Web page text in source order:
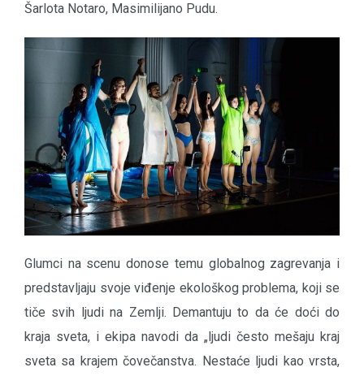
Šarlota Notaro, Masimilijano Pudu.
Glumci na scenu donose temu globalnog zagrevanja i
predstavljaju svoje viđenje ekološkog problema, koji se
tiče svih ljudi na Zemlji. Demantuju to da će doći do
kraja sveta, i ekipa navodi da „ljudi često mešaju kraj
sveta sa krajem čovečanstva. Nestaće ljudi kao vrsta,